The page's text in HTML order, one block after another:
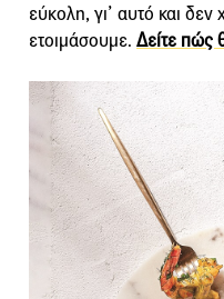
εύκολη, γι’ αυτό και
ετοιμάσουμε. Δείτε πώς